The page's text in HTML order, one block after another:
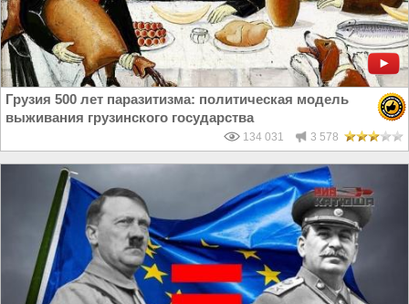
Грузия 500 лет паразитизма: политическая модель
выживания грузинского государства
134 031 3 578